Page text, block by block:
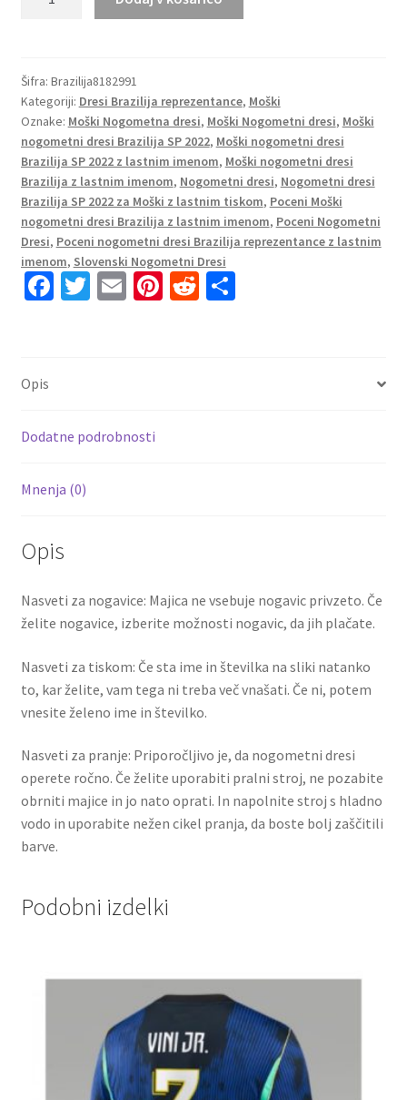
Domači
SP
2022
Kratek
Rokav
DANILO
2
količina
Šifra: Brazilija8182991
Kategoriji: Dresi Brazilija reprezentance, Moški
Oznake: Moški Nogometna dresi, Moški Nogometni dresi, Moški
nogometni dresi Brazilija SP 2022, Moški nogometni dresi
Brazilija SP 2022 z lastnim imenom, Moški nogometni dresi
Brazilija z lastnim imenom, Nogometni dresi, Nogometni dresi
Brazilija SP 2022 za Moški z lastnim tiskom, Poceni Moški
nogometni dresi Brazilija z lastnim imenom, Poceni Nogometni
Dresi, Poceni nogometni dresi Brazilija reprezentance z lastnim
imenom, Slovenski Nogometni Dresi
Fa
k
T E Pi R S
Opis
Dodatne podrobnosti
Mnenja (0)
Opis
Nasveti za nogavice: Majica ne vsebuje nogavic privzeto. Če
želite nogavice, izberite možnosti nogavic, da jih plačate.
Nasveti za tiskom: Če sta ime in številka na sliki natanko
to, kar želite, vam tega ni treba več vnašati. Če ni, potem
vnesite želeno ime in številko.
Nasveti za pranje: Priporočljivo je, da nogometni dresi
operete ročno. Če želite uporabiti pralni stroj, ne pozabite
obrniti majice in jo nato oprati. In napolnite stroj s hladno
vodo in uporabite nežen cikel pranja, da boste bolj zaščitili
barve.
Podobni izdelki